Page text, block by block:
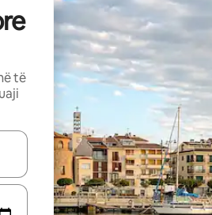
të
e shigjetave lart e poshtë ose